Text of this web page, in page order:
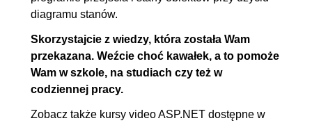
diagramu stanów.
Skorzystajcie z wiedzy, która została Wam
przekazana. Weźcie choć kawałek, a to pomoże
Wam w szkole, na studiach czy też w
codziennej pracy.
Zobacz także kursy video ASP.NET dostępne w